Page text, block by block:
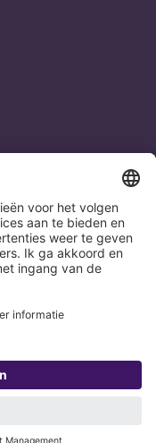
nieuwsbrief
Nu aanmelden
31, 85101 Lenting,